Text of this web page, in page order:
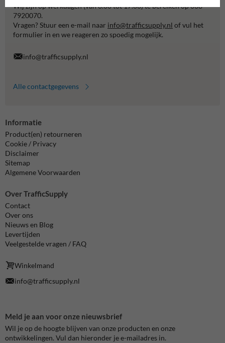
Wij zijn op werkdagen (van 8.00 tot 17.00) te bereiken op 038-
7920070.
Vragen? Stuur een e-mail naar info@trafficsupply.nl of vul het
formulier in en we reageren zo spoedig mogelijk.
info@trafficsupply.nl
Alle contactgegevens
Informatie
Product(en) retourneren
Cookie / Privacy
Disclaimer
Sitemap
Algemene Voorwaarden
Over TrafficSupply
Contact
Over ons
Nieuws en Blog
Levertijden
Veelgestelde vragen / FAQ
Winkelmand
info@trafficsupply.nl
Meld je aan voor onze nieuwsbrief
Wil je op de hoogte blijven van onze producten en onze
ontwikkelingen. Vul dan hieronder je e-mailadres in.